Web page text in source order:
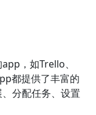
，如Trello、
都提供了丰富的
分配任务、设置